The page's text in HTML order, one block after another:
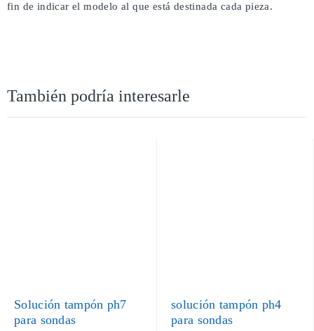
fin de indicar el modelo al que está destinada cada pieza.
También podría interesarle
Solución tampón ph7
para sondas
solución tampón ph4
para sondas